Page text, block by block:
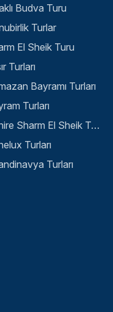
Budva Turu
Turlar
El Sheik Turu
Turları
Bayramı Turları
Turları
Kahire Sharm El Sheik Turu
Turları
Turları